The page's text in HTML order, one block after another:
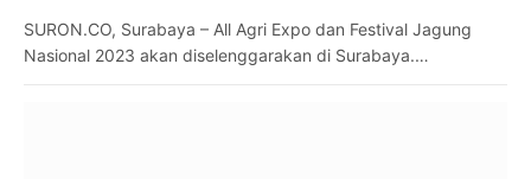
SURON.CO, Surabaya – All Agri Expo dan Festival Jagung
Nasional 2023 akan diselenggarakan di Surabaya.…